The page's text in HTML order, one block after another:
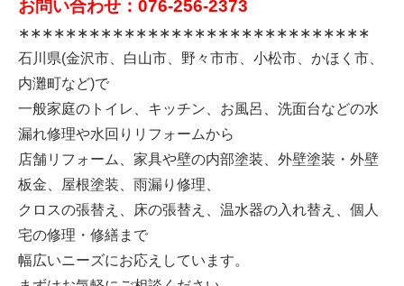
お問い合わせ：076-256-2373
∗∗∗∗∗∗∗∗∗∗∗∗∗∗∗∗∗∗∗∗∗∗∗∗∗∗∗∗∗∗
石川県(金沢市、白山市、野々市市、小松市、かほく市、
内灘町など)で
一般家庭のトイレ、キッチン、お風呂、洗面台などの水
漏れ修理や水回りリフォームから
店舗リフォーム、家具や壁の内部塗装、外壁塗装・外壁
板金、屋根塗装、雨漏り修理、
クロスの張替え、床の張替え、温水器の入れ替え、個人
宅の修理・修繕まで
幅広いニーズにお応えしています。